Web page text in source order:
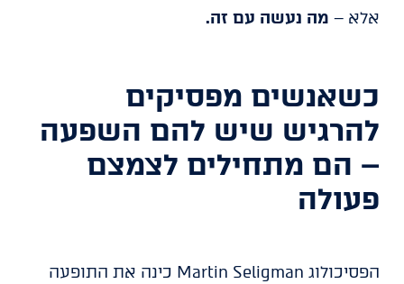
אלא – מה נעשה עם זה.
כשאנשים מפסיקים
להרגיש שיש להם השפעה
– הם מתחילים לצמצם
פעולה
הפסיכולוג Martin Seligman כינה את התופעה